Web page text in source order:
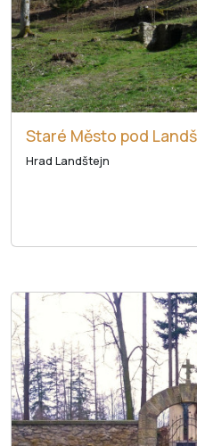
Staré Město pod
Hrad Landštejn